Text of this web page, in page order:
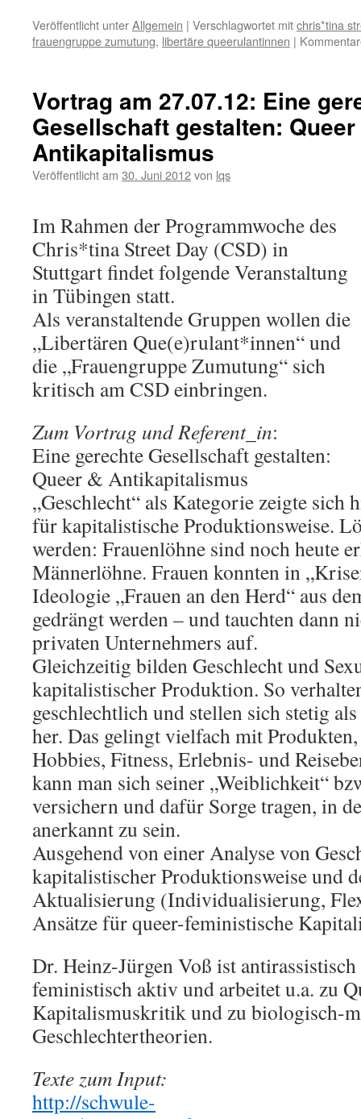
Veröffentlicht unterAllgemein | Verschlagwortet mitchris*tina
frauengruppe zumutung, libertäre queerulantinnen |
Vortrag am 27.07.12: Eine
Gesellschaft gestalten:
Antikapitalismus
Veröffentlicht am 30. Juni 2012von lqs
Im Rahmen der Programmwoche des
Chris*tina Street Day (CSD) in
Stuttgart findet folgende Veranstaltung
in Tübingen statt.
Als veranstaltende Gruppen wollen die
„Libertären Que(e)rulant*innen“ und
die „Frauengruppe Zumutung“ sich
kritisch am CSD einbringen.
Zum Vortrag und Referent_in:
Eine gerechte Gesellschaft gestalten:
Queer & Antikapitalismus
„Geschlecht“ als Kategorie zeigte
für kapitalistische Produktionsweise.
werden: Frauenlöhne sind noch heute
Männerlöhne. Frauen konnten in
Ideologie „Frauen an den Herd“ aus
gedrängt werden – und tauchten dann
privaten Unternehmers auf.
Gleichzeitig bilden Geschlecht und
kapitalistischer Produktion. So
geschlechtlich und stellen sich stetig
her. Das gelingt vielfach mit
Hobbies, Fitness, Erlebnis- und
kann man sich seiner „Weiblichkeit“
versichern und dafür Sorge tragen, in
anerkannt zu sein.
Ausgehend von einer Analyse von
kapitalistischer Produktionsweise und
Aktualisierung (Individualisierung,
Ansätze für queer-feministische
Dr. Heinz-Jürgen Voß ist
feministisch aktiv und arbeitet u.a. zu
Kapitalismuskritik und zu biologisch-
Geschlechtertheorien.
Texte zum Input:
http://schwule-